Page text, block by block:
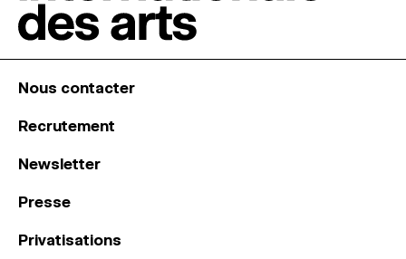
Nous contacter
Recrutement
Newsletter
Presse
Privatisations